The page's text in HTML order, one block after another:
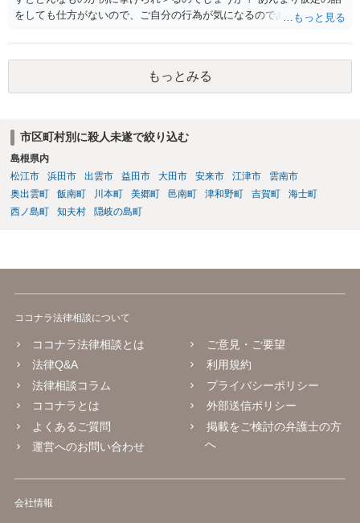
をしても仕方がないので、ご自分の行為が気になるのであれば、何を
か、直接弁護士に相談に行くかしたほうがいいと思います。 殺人罪に
なりうる事故の態様だと、自転車が改造自転車か何かで時速１００キ
ロや１５０キロくらい出していれば殺人罪の実行行為性は認められる
と思いますので、殺人罪が成立しえますが・・・ 思いつく限りの例を
て危険な運転をしたわけではありま＞せん。 殺人罪の故意は、「自分
の危険な運転で誰か人が死んでも構わない」くらいで成立します。そ
して自分でそう思っていなくても、客観的に人が死んでもおかしくな
い危険行為を、危険だと知っていてやると故意は認められてしまう可
能性が高いです。人を殺そうという意欲までは不要です。
もっとみる
市区町村別に殺人未遂で絞り込む
島根県内
松江市
浜田市 出雲市 益田市 大田市 安来市 江津市
雲南市
奥出雲町
飯南町 川本町 美郷町 邑南町 津和野町 吉賀町
海士町
西ノ島町
知夫村 隠岐の島町
ココナラ法律相談について
ココナラ法律相談とは
法律Q&A
法律相談コラム
ココナラとは
よくあるご質問
運営へのお問い合わせ
ご意見・ご要望
利用規約
プライバシーポリシー
外部送信ポリシー
掲載をご検討の弁護士の方
へ
会社情報